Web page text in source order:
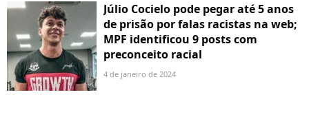
Júlio Cocielo pode pegar até 5 anos
de prisão por falas racistas na web;
MPF identificou 9 posts com
preconceito racial
4 de janeiro de 2024